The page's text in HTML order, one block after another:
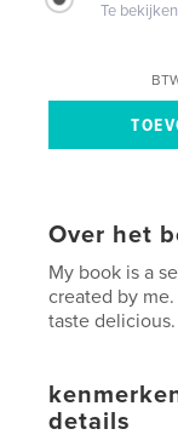
Te
Over het
My book is a
created by
taste delicious.
details